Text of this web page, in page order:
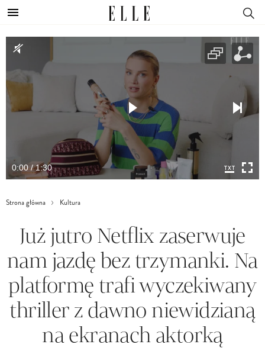
0:00 / 1:30
Strona główna Kultura
Już jutro Netflix zaserwuje
nam jazdę bez trzymanki. Na
platformę trafi wyczekiwany
thriller z dawno niewidzianą
na ekranach aktorką